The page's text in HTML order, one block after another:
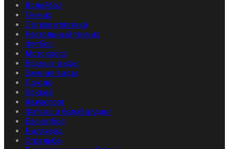
Волейбол
Теннис
Легкая атлетика
Настольный теннис
Футбол
Мотокросс
Водные виды
Зимние виды
Дзюдо
Хоккей
Авиаспорт
Фитнес и бодибилдинг
Баскетбол
Биллиард
Стрельба